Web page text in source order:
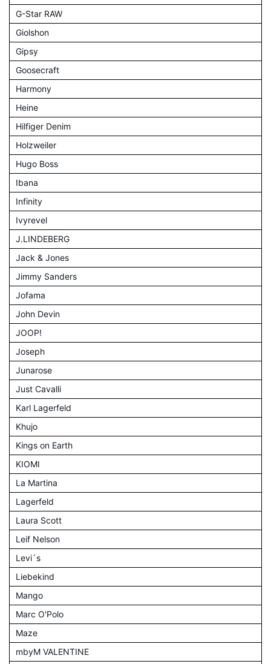
G-Star RAW
Giolshon
Gipsy
Goosecraft
Harmony
Heine
Hilfiger Denim
Holzweiler
Hugo Boss
Ibana
Infinity
Ivyrevel
J.LINDEBERG
Jack & Jones
Jimmy Sanders
Jofama
John Devin
JOOP!
Joseph
Junarose
Just Cavalli
Karl Lagerfeld
Khujo
Kings on Earth
KIOMI
La Martina
Lagerfeld
Laura Scott
Leif Nelson
Levi´s
Liebekind
Mango
Marc O'Polo
Maze
mbyM VALENTINE